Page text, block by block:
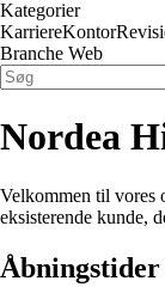
Kategorier
KarriereKontor
Branche Web
Nordea
Velkommen til vores
eksisterende kunde,
Åbningstider